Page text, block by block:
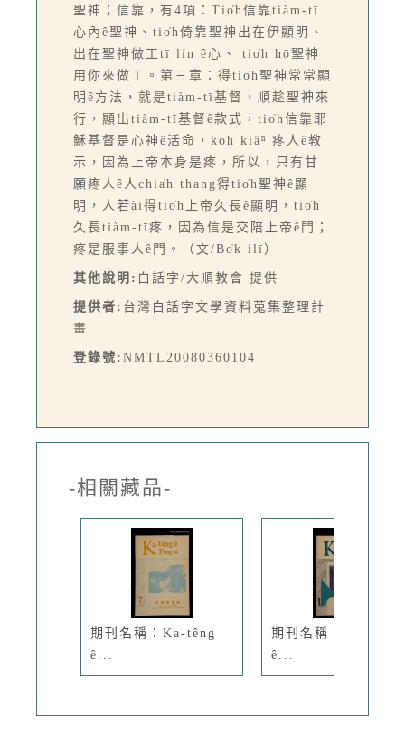
聖神；信靠，有4項：Tio̍h信靠tiàm-tī
心內ê聖神、tio̍h倚靠聖神出在伊顯明、
出在聖神做工tī lín ê心、 tio̍h hō͘聖神
用你來做工。第三章：得tio̍h聖神常常顯
明ê方法，就是tiàm-tī基督，順趁聖神來
行，顯出tiàm-tī基督ê款式，tio̍h信靠耶
穌基督是心神ê活命，koh kiâⁿ 疼人ê教
示，因為上帝本身是疼，所以，只有甘
願疼人ê人chia̍h thang得tio̍h聖神ê顯
明，人若ài得tio̍h上帝久長ê顯明，tio̍h
久長tiàm-tī疼，因為信是交陪上帝ê門；
疼是服事人ê門。（文/Bo̍k ilī）
其他說明: 白話字/大順教會 提供
提供者: 台灣白話字文學資料蒐集整理計
畫
登錄號: NMTL20080360104
-相關藏品-
期刊名稱：Ka-têng
ê...
期刊名稱：Ka-têng
ê...